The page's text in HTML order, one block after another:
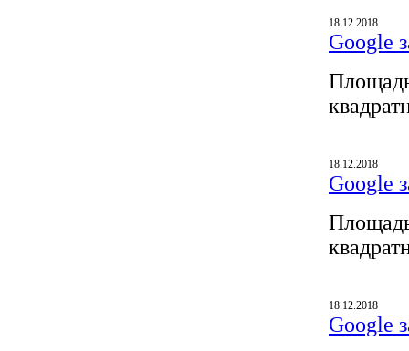
18.12.2018
Google
18.12.2018
Google
18.12.2018
Google